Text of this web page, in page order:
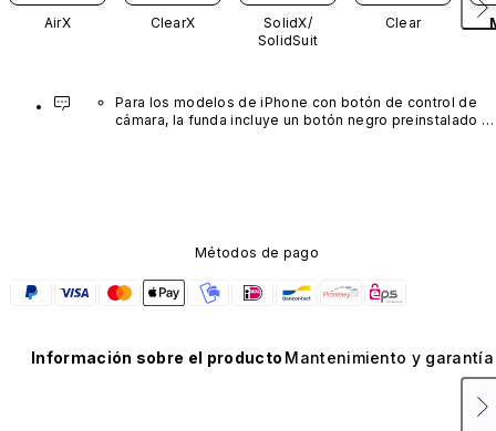
AirX ClearX
SolidX/
SolidSuit
Clear
Para los modelos de iPhone con botón de control de
cámara, la funda incluye un botón negro preinstalado
Métodos de pago
Información sobre el producto Mantenimiento y garantía